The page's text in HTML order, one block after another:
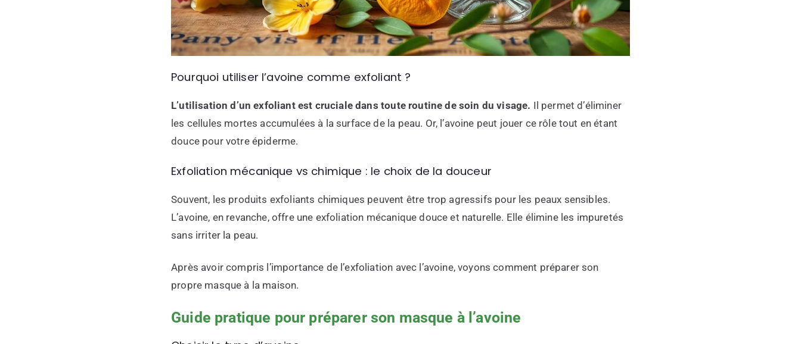
Pourquoi utiliser l’avoine comme exfoliant ?
L’utilisation d’un exfoliant est cruciale dans toute routine de soin du visage. Il permet d’éliminer
les cellules mortes accumulées à la surface de la peau. Or, l’avoine peut jouer ce rôle tout en étant
douce pour votre épiderme.
Exfoliation mécanique vs chimique : le choix de la douceur
Souvent, les produits exfoliants chimiques peuvent être trop agressifs pour les peaux sensibles.
L’avoine, en revanche, offre une exfoliation mécanique douce et naturelle. Elle élimine les impuretés
sans irriter la peau.
Après avoir compris l’importance de l’exfoliation avec l’avoine, voyons comment préparer son
propre masque à la maison.
Guide pratique pour préparer son masque à l’avoine